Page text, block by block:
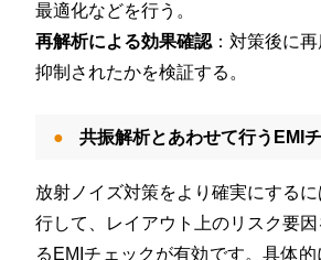
最適化などを行う。
再解析による効果確認 ：対策後に
抑制されたかを検証する。
共振解析とあわせて行うEMI
放射ノイズ対策をより確実にする
行して、レイアウト上のリスク要
るEMIチェックが有効です。具体